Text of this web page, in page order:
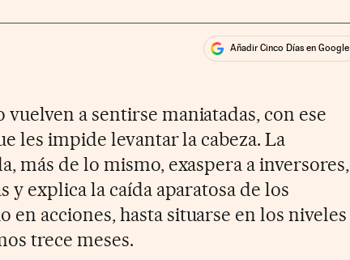
Añadir Cinco Días en Google
a sentirse maniatadas, con ese
les impide levantar la cabeza. La
más de lo mismo, exaspera a inversores,
y explica la caída aparatosa de los
en acciones, hasta situarse en los niveles
trece meses.